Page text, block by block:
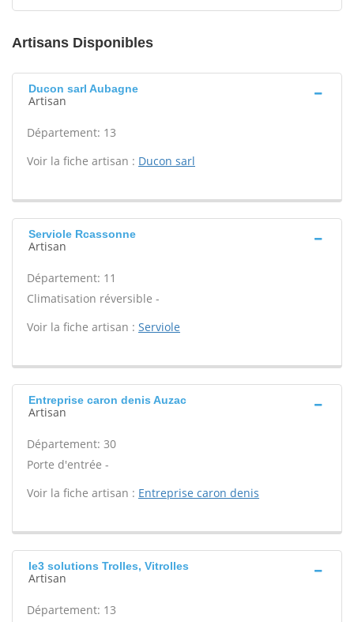
Artisans Disponibles
Ducon sarl Aubagne
Artisan
Département: 13
Voir la fiche artisan : Ducon sarl
Serviole Rcassonne
Artisan
Département: 11
Climatisation réversible -
Voir la fiche artisan : Serviole
Entreprise caron denis Auzac
Artisan
Département: 30
Porte d'entrée -
Voir la fiche artisan : Entreprise caron denis
Ie3 solutions Trolles, Vitrolles
Artisan
Département: 13